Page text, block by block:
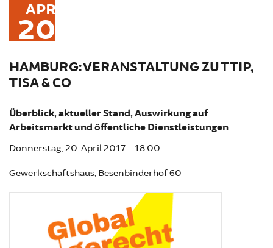
APR
20
HAMBURG: VERANSTALTUNG ZU TTIP,
TISA & CO
Überblick, aktueller Stand, Auswirkung auf
Arbeitsmarkt und öffentliche Dienstleistungen
Donnerstag, 20. April 2017 - 18:00
Gewerkschaftshaus, Besenbinderhof 60